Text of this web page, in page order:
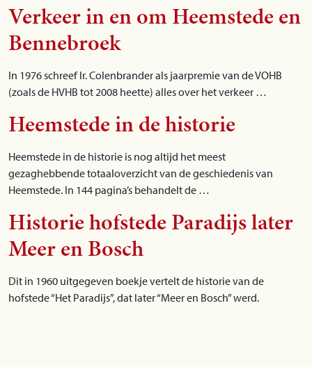
Verkeer in en om Heemstede en
Bennebroek
In 1976 schreef Ir. Colenbrander als jaarpremie van de VOHB
(zoals de HVHB tot 2008 heette) alles over het verkeer …
Heemstede in de historie
Heemstede in de historie is nog altijd het meest
gezaghebbende totaaloverzicht van de geschiedenis van
Heemstede. In 144 pagina’s behandelt de …
Historie hofstede Paradijs later
Meer en Bosch
Dit in 1960 uitgegeven boekje vertelt de historie van de
hofstede “Het Paradijs”, dat later “Meer en Bosch” werd.